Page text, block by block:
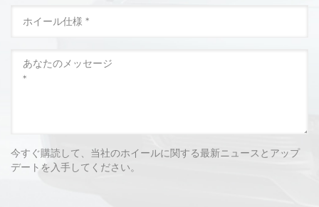
今すぐ購読して、当社のホイールに関する最新ニュースとアップ
デートを入手してください。